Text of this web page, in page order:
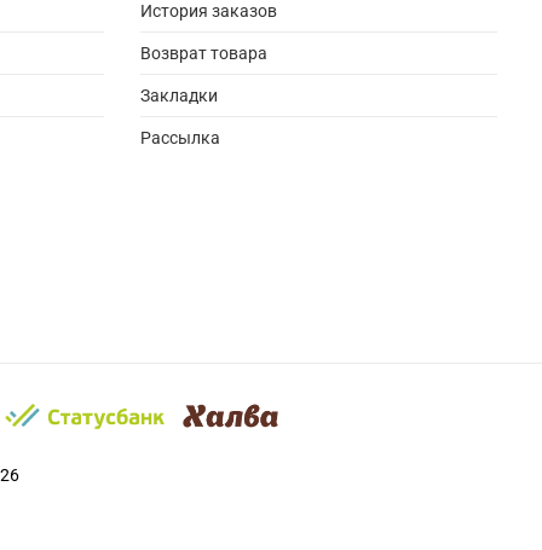
История заказов
Возврат товара
Закладки
Рассылка